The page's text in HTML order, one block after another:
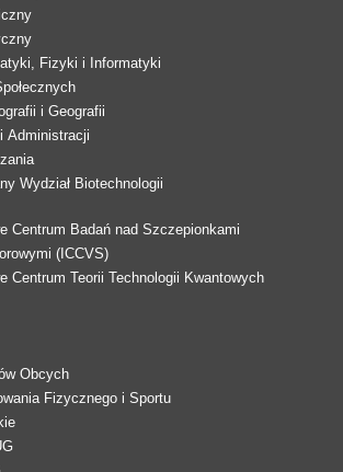
Fizyki i Informatyki
i Geografii
Administracji
Wydział Biotechnologii
Centrum Badań nad Szczepionkami
(ICCVS)
Centrum Teorii Technologii Kwantowych
Obcych
Fizycznego i Sportu